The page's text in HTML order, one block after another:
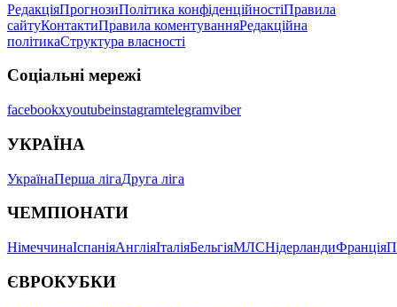
РедакціяПрогнозиПолітика конфіденційностіПравила
сайтуКонтактиПравила коментуванняРедакційна
політикаСтруктура власності
Соціальні мережі
facebookxyoutubeinstagramtelegramviber
УКРАЇНА
УкраїнаПерша лігаДруга ліга
ЧЕМПІОНАТИ
НімеччинаІспаніяАнгліяІталіяБельгіяМЛСНідерландиФранція
ЄВРОКУБКИ